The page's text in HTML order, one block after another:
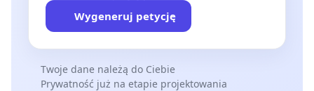
Wygeneruj petycję
Twoje dane należą do Ciebie
Prywatność już na etapie projektowania